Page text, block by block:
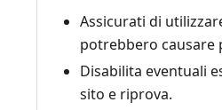
Assicurati di
potrebbero causare
Disabilita eventuali
sito e riprova.